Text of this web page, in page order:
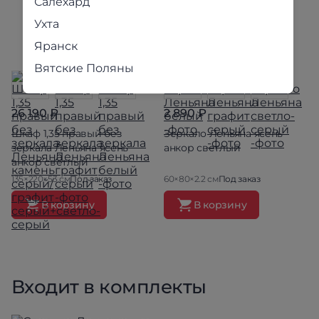
26 190 ₽
Шкаф 1,35 правый без
зеркала Леньяна ясень
анкор светлый
135×220×53 смПод заказ
В корзину
2 890 ₽
Зеркало Леньяна ясень
анкор светлый
60×80×2.2 смПод заказ
В корзину
Входит в комплекты
Ухта
Яранск
Вятские Поляны